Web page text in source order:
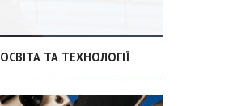
ОСВІТА ТА ТЕХНОЛОГІЇ